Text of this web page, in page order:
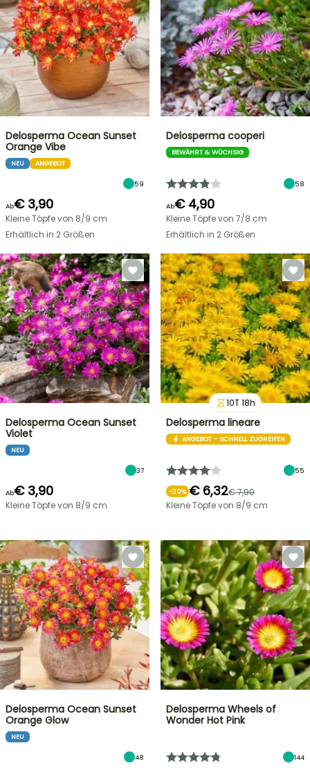
Delosperma Ocean Sunset
Orange Vibe
NEU ANGEBOT
59
Ab€ 3,90
Kleine Töpfe von 8/9 cm
Erhältlich in 2 Größen
Delosperma cooperi
BEWÄHRT & WÜCHSIG
58
Ab€ 4,90
Kleine Töpfe von 7/8 cm
Erhältlich in 2 Größen
Delosperma Ocean Sunset
Violet
NEU
37
Ab€ 3,90
Kleine Töpfe von 8/9 cm
10T18h
Delosperma lineare
ANGEBOT - SCHNELL ZUGREIFEN
55
-20% € 6,32€ 7,90
Kleine Töpfe von 8/9 cm
Delosperma Ocean Sunset
Orange Glow
NEU
48
Delosperma Wheels of
Wonder Hot Pink
144